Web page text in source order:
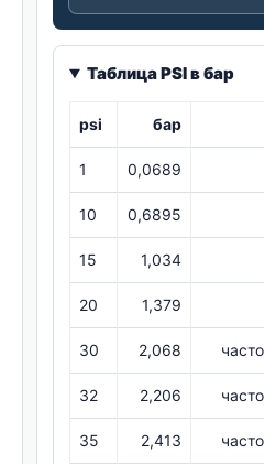
Таблица PSI в бар
psi бар
1 0,0689
10 0,6895
15 1,034
20 1,379
30 2,068
32 2,206
35 2,413